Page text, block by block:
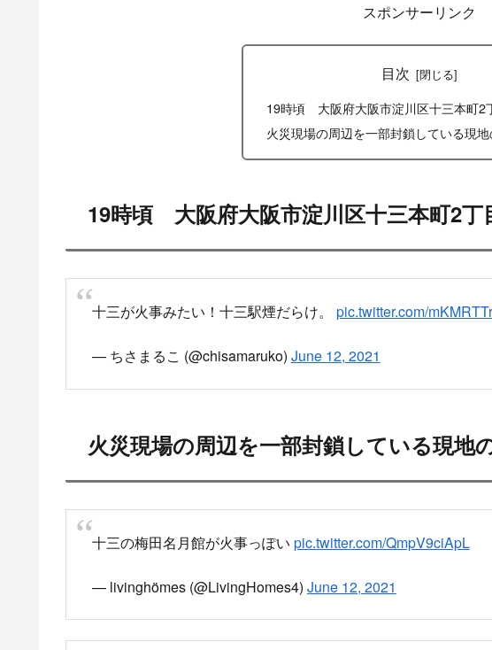
スポンサーリンク
目次
19時頃 大阪府大阪市淀川区十三本町2
火災現場の周辺を一部封鎖している現
19時頃 大阪府大阪市淀川区十三本町2丁
十三が火事みたい！十三駅煙だらけ。 pic.twitter.com/
— ちさまるこ (@chisamaruko) June 12, 2021
火災現場の周辺を一部封鎖している現地
十三の梅田名月館が火事っぽい pic.twitter.com/QmpV9ciApL
— livinghömes (@LivingHomes4) June 12, 2021